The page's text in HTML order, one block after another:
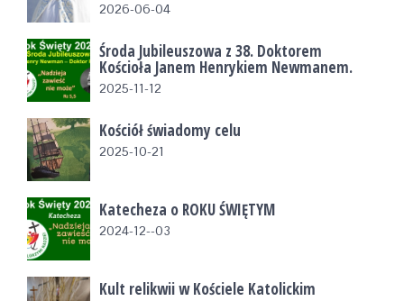
2026-06-04
Środa Jubileuszowa z 38. Doktorem
Kościoła Janem Henrykiem Newmanem.
2025-11-12
Kościół świadomy celu
2025-10-21
Katecheza o ROKU ŚWIĘTYM
2024-12--03
Kult relikwii w Kościele Katolickim